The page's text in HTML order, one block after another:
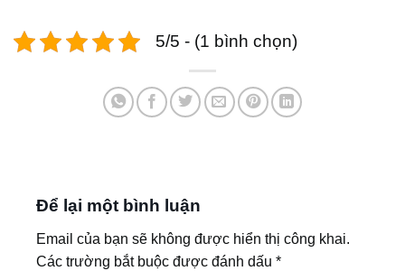
5/5 - (1 bình chọn)
Để lại một bình luận
Email của bạn sẽ không được hiển thị công khai.
Các trường bắt buộc được đánh dấu *